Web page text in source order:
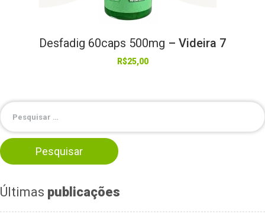
Desfadig 60caps 500mg – Videira 7
R$25,00
Últimas publicações